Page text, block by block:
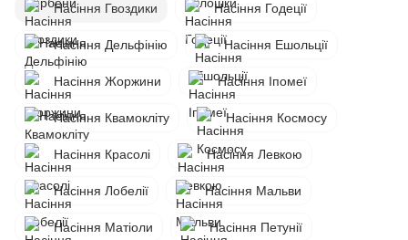
Насіння Гвоздики Насіння Годеції
Насіння Дельфінію Насіння Ешольції
Насіння Жоржини Насіння Іпомеї
Насіння Квамокліту Насіння Космосу
Насіння Красолі Насіння Левкою
Насіння Лобелії Насіння Мальви
Насіння Матіоли Насіння Петунії